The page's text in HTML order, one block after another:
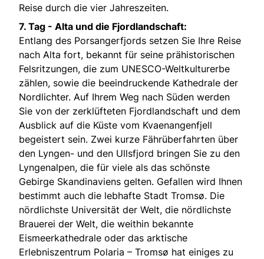
Reise durch die vier Jahreszeiten.
7. Tag - Alta und die Fjordlandschaft:
Entlang des Porsangerfjords setzen Sie Ihre Reise
nach Alta fort, bekannt für seine prähistorischen
Felsritzungen, die zum UNESCO-Weltkulturerbe
zählen, sowie die beeindruckende Kathedrale der
Nordlichter. Auf Ihrem Weg nach Süden werden
Sie von der zerklüfteten Fjordlandschaft und dem
Ausblick auf die Küste vom Kvaenangenfjell
begeistert sein. Zwei kurze Fährüberfahrten über
den Lyngen- und den Ullsfjord bringen Sie zu den
Lyngenalpen, die für viele als das schönste
Gebirge Skandinaviens gelten. Gefallen wird Ihnen
bestimmt auch die lebhafte Stadt Tromsø. Die
nördlichste Universität der Welt, die nördlichste
Brauerei der Welt, die weithin bekannte
Eismeerkathedrale oder das arktische
Erlebniszentrum Polaria – Tromsø hat einiges zu